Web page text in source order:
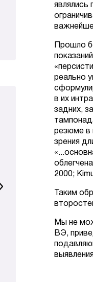
являлись
Прошло
реально
в их
задних,
резюме в
зрения
2000;
Таким
Мы не
ВЭ,